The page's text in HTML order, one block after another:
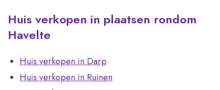
Huis verkopen in plaatsen rondom
Havelte
Huis verkopen in Darp
Huis verkopen in Ruinen